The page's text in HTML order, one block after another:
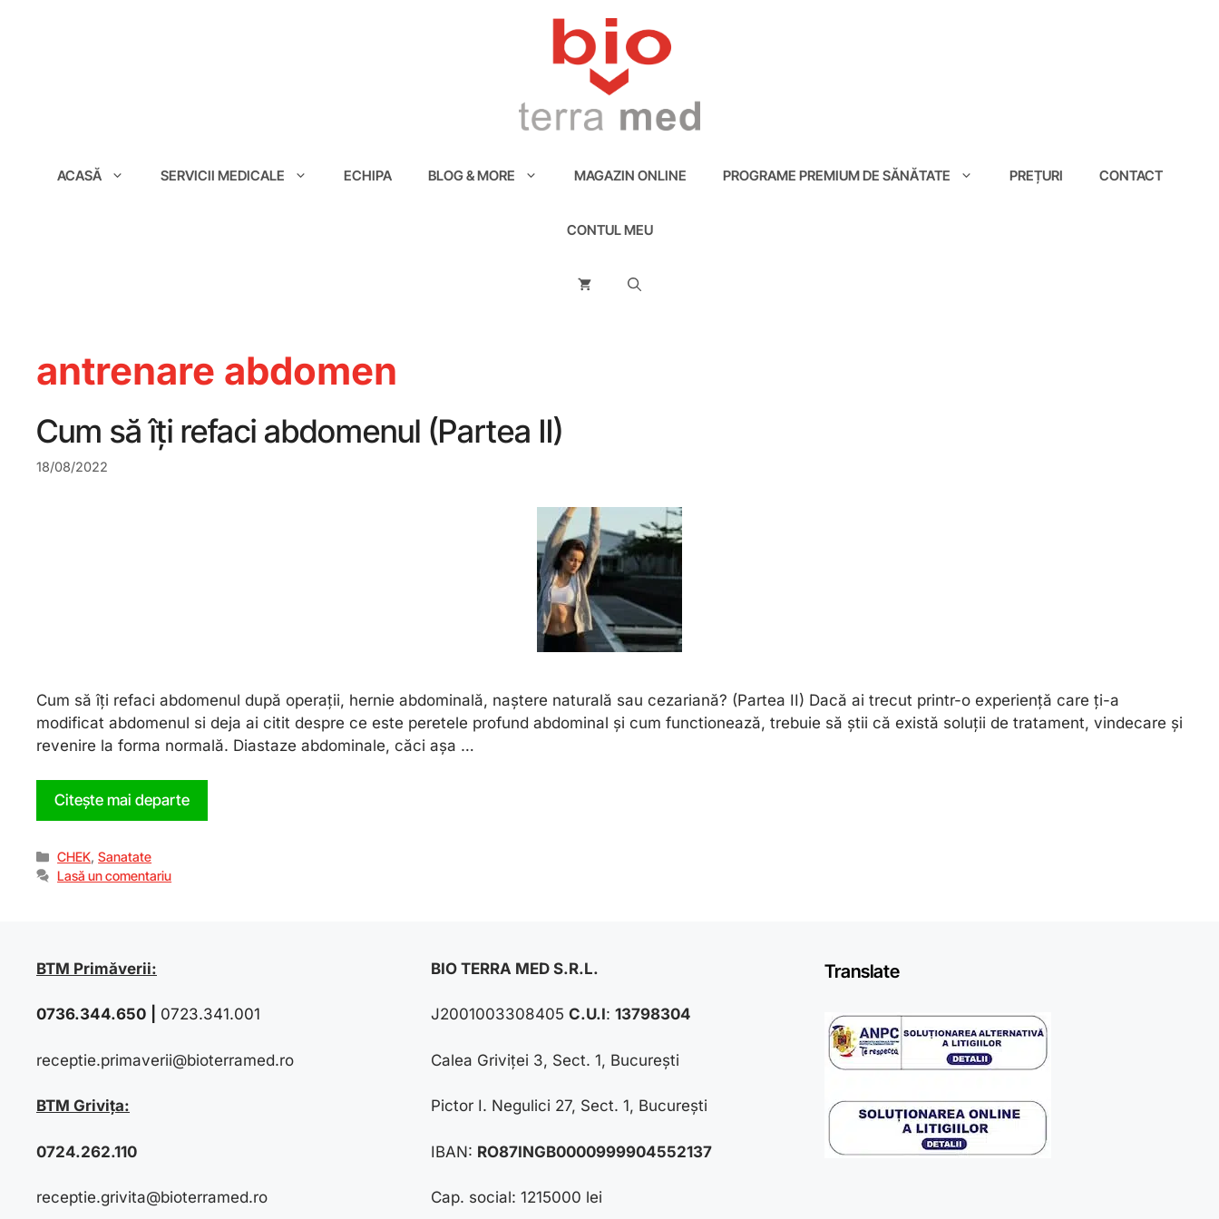
ACASĂ SERVICII MEDICALE ECHIPA BLOG & MORE MAGAZIN ONLINE PROGRAME PREMIUM DE SĂNĂTATE PREȚURI CONTACT
CONTUL MEU
antrenare abdomen
Cum să îți refaci abdomenul (Partea II)
18/08/2022
Cum să îți refaci abdomenul după operații, hernie abdominală, naștere naturală sau cezariană? (Partea II) Dacă ai trecut printr-o experiență care ți-a
modificat abdomenul si deja ai citit despre ce este peretele profund abdominal și cum functionează, trebuie să știi că există soluții de tratament, vindecare și
revenire la forma normală. Diastaze abdominale, căci așa …
Citește mai departe
CHEK,Sanatate
Lasă un comentariu
BTM Primăverii:
0736.344.650 0723.341.001
receptie.primaverii@bioterramed.ro
BTM Grivița:
0724.262.110
receptie.grivita@bioterramed.ro
BIO TERRA MED S.R.L.
J2001003308405 C.U.I: 13798304
Calea Griviței 3, Sect. 1, București
Pictor I. Negulici 27, Sect. 1, București
IBAN: RO87INGB0000999904552137
Cap. social: 1215000 lei
Translate